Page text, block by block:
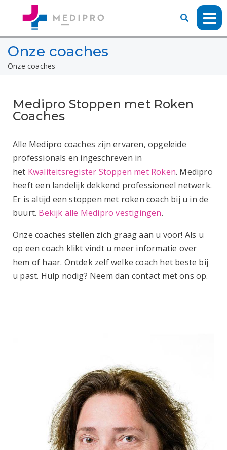
Onze coaches
Onze coaches
Medipro Stoppen met Roken
Coaches
Alle Medipro coaches zijn ervaren, opgeleide
professionals en ingeschreven in
het Kwaliteitsregister Stoppen met Roken. Medipro
heeft een landelijk dekkend professioneel netwerk.
Er is altijd een stoppen met roken coach bij u in de
buurt. Bekijk alle Medipro vestigingen.
Onze coaches stellen zich graag aan u voor! Als u
op een coach klikt vindt u meer informatie over
hem of haar. Ontdek zelf welke coach het beste bij
u past. Hulp nodig? Neem dan contact met ons op.